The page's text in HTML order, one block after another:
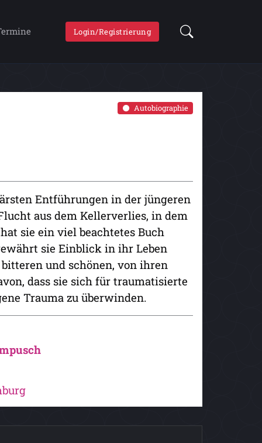
Login/Registrierung
Autobiographie
Entführungen in der jüngeren
aus dem Kellerverlies, in dem
sie ein viel beachtetes Buch
sie Einblick in ihr Leben
und schönen, von ihren
dass sie sich für traumatisierte
Trauma zu überwinden.